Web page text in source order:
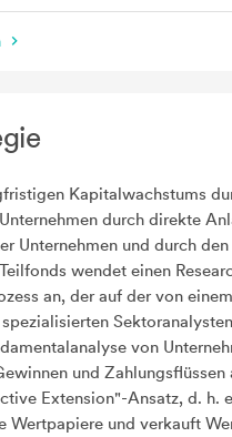
Kapitalwachstums
durch direkte
Unternehmen und durch den
wendet einen
an, der auf der von einem
spezialisierten Sektoranalysten
von
und Zahlungsflüssen
Extension"-Ansatz, d. h.
Wertpapiere und verkauft